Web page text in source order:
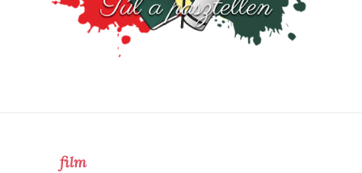
film